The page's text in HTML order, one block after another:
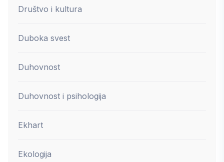
Društvo i kultura
Duboka svest
Duhovnost
Duhovnost i psihologija
Ekhart
Ekologija